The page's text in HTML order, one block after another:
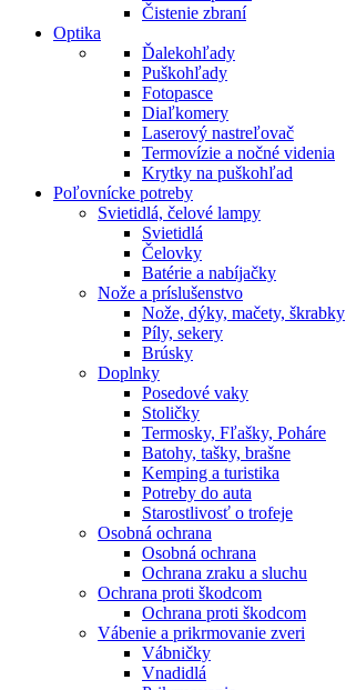
Čistenie zbraní
Optika
Ďalekohľady
Puškohľady
Fotopasce
Diaľkomery
Laserový nastreľovač
Termovízie a nočné videnia
Krytky na puškohľad
Poľovnícke potreby
Svietidlá, čelové lampy
Svietidlá
Čelovky
Batérie a nabíjačky
Nože a príslušenstvo
Nože, dýky, mačety, škrabky
Píly, sekery
Brúsky
Doplnky
Posedové vaky
Stoličky
Termosky, Fľašky, Poháre
Batohy, tašky, brašne
Kemping a turistika
Potreby do auta
Starostlivosť o trofeje
Osobná ochrana
Osobná ochrana
Ochrana zraku a sluchu
Ochrana proti škodcom
Ochrana proti škodcom
Vábenie a prikrmovanie zveri
Vábničky
Vnadidlá